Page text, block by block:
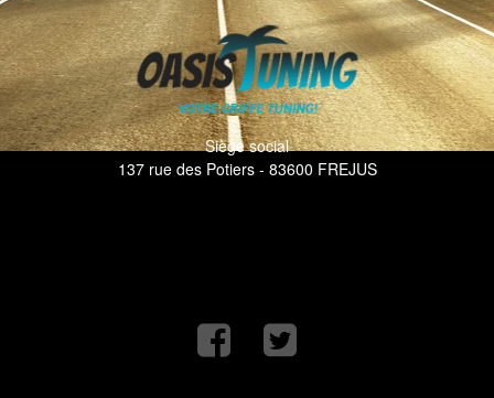
Siège social
137 rue des Potiers - 83600 FREJUS